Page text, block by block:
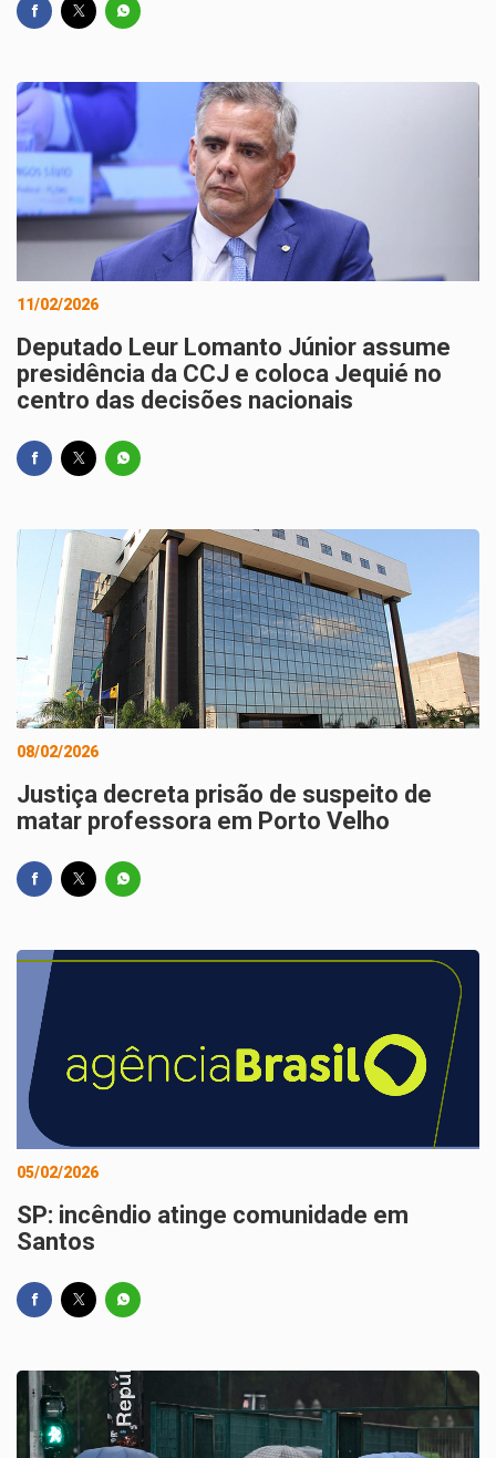
11/02/2026
Deputado Leur Lomanto Júnior assume
presidência da CCJ e coloca Jequié no
centro das decisões nacionais
08/02/2026
Justiça decreta prisão de suspeito de
matar professora em Porto Velho
05/02/2026
SP: incêndio atinge comunidade em
Santos